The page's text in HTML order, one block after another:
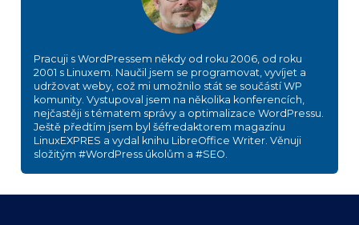
Pracuji s WordPressem někdy od roku 2006, od roku
2001 s Linuxem. Naučil jsem se programovat, vyvíjet a
udržovat weby, což mi umožnilo stát se součástí WP
komunity. Vystupoval jsem na několika konferencích,
nejčastěji s tématem správy a optimalizace WordPressu.
Ještě předtím jsem byl šéfredaktorem magazínu
LinuxEXPRES a vydal knihu LibreOffice Writer. Věnuji
složitým #WordPress úkolům a #SEO.